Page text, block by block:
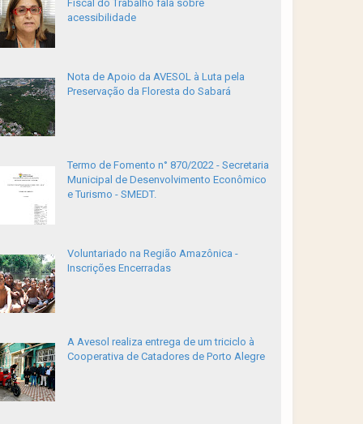
Fiscal do Trabalho fala sobre
acessibilidade
Nota de Apoio da AVESOL à Luta pela
Preservação da Floresta do Sabará
Termo de Fomento n° 870/2022 - Secretaria
Municipal de Desenvolvimento Econômico
e Turismo - SMEDT.
Voluntariado na Região Amazônica -
Inscrições Encerradas
A Avesol realiza entrega de um triciclo à
Cooperativa de Catadores de Porto Alegre